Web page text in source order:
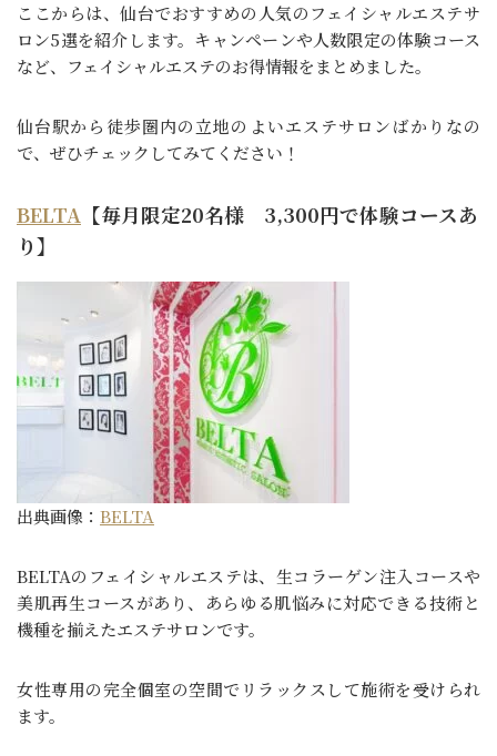
ここからは、仙台でおすすめの人気のフェイシャルエステサ
ロン5選を紹介します。キャンペーンや人数限定の体験コース
など、フェイシャルエステのお得情報をまとめました。
仙台駅から徒歩圏内の立地のよいエステサロンばかりなの
で、ぜひチェックしてみてください！
BELTA 【毎月限定20名様 3,300円で体験コースあ
り】
出典画像： BELTA
BELTAのフェイシャルエステは、生コラーゲン注入コースや
美肌再生コースがあり、あらゆる肌悩みに対応できる技術と
機種を揃えたエステサロンです。
女性専用の完全個室の空間でリラックスして施術を受けられ
ます。